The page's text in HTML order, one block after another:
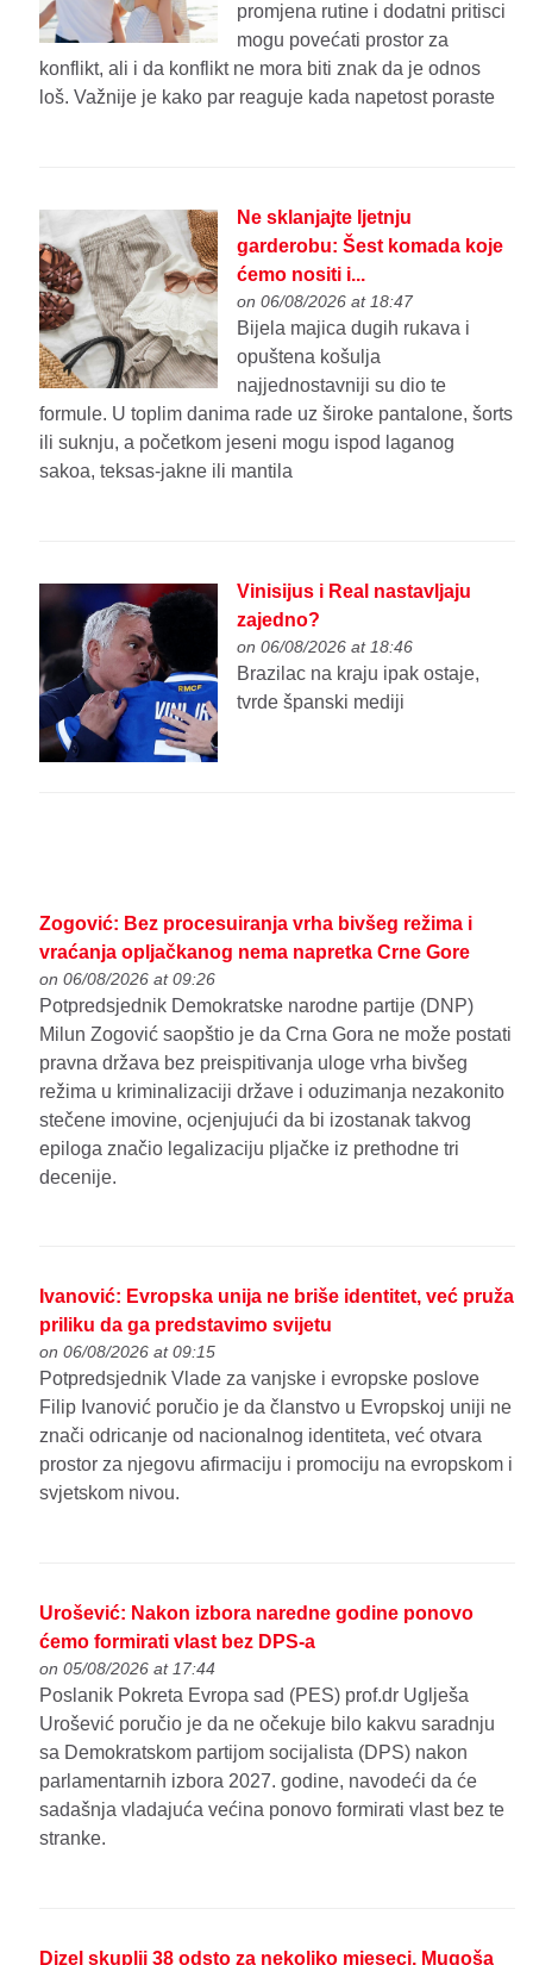
promjena rutine i dodatni pritisci
mogu povećati prostor za
konflikt, ali i da konflikt ne mora biti znak da je odnos
loš. Važnije je kako par reaguje kada napetost poraste
Ne sklanjajte ljetnju
garderobu: Šest komada koje
ćemo nositi i...
on 06/08/2026 at 18:47
Bijela majica dugih rukava i
opuštena košulja
najjednostavniji su dio te
formule. U toplim danima rade uz široke pantalone, šorts
ili suknju, a početkom jeseni mogu ispod laganog
sakoa, teksas-jakne ili mantila
Vinisijus i Real nastavljaju
zajedno?
on 06/08/2026 at 18:46
Brazilac na kraju ipak ostaje,
tvrde španski mediji
Zogović: Bez procesuiranja vrha bivšeg režima i
vraćanja opljačkanog nema napretka Crne Gore
on 06/08/2026 at 09:26
Potpredsjednik Demokratske narodne partije (DNP)
Milun Zogović saopštio je da Crna Gora ne može postati
pravna država bez preispitivanja uloge vrha bivšeg
režima u kriminalizaciji države i oduzimanja nezakonito
stečene imovine, ocjenjujući da bi izostanak takvog
epiloga značio legalizaciju pljačke iz prethodne tri
decenije.
Ivanović: Evropska unija ne briše identitet, već pruža
priliku da ga predstavimo svijetu
on 06/08/2026 at 09:15
Potpredsjednik Vlade za vanjske i evropske poslove
Filip Ivanović poručio je da članstvo u Evropskoj uniji ne
znači odricanje od nacionalnog identiteta, već otvara
prostor za njegovu afirmaciju i promociju na evropskom i
svjetskom nivou.
Urošević: Nakon izbora naredne godine ponovo
ćemo formirati vlast bez DPS-a
on 05/08/2026 at 17:44
Poslanik Pokreta Evropa sad (PES) prof.dr Uglješa
Urošević poručio je da ne očekuje bilo kakvu saradnju
sa Demokratskom partijom socijalista (DPS) nakon
parlamentarnih izbora 2027. godine, navodeći da će
sadašnja vladajuća većina ponovo formirati vlast bez te
stranke.
Dizel skuplji 38 odsto za nekoliko mjeseci, Mugoša